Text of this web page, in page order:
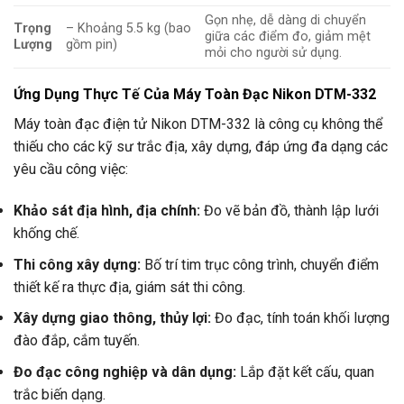
Trọng
Lượng
– Khoảng 5.5 kg (bao
gồm pin)
Gọn nhẹ, dễ dàng di chuyển
giữa các điểm đo, giảm mệt
mỏi cho người sử dụng.
Ứng Dụng Thực Tế Của Máy Toàn Đạc Nikon DTM-332
Máy toàn đạc điện tử Nikon DTM-332 là công cụ không thể
thiếu cho các kỹ sư trắc địa, xây dựng, đáp ứng đa dạng các
yêu cầu công việc:
Khảo sát địa hình, địa chính: Đo vẽ bản đồ, thành lập lưới
khống chế.
Thi công xây dựng: Bố trí tim trục công trình, chuyển điểm
thiết kế ra thực địa, giám sát thi công.
Xây dựng giao thông, thủy lợi: Đo đạc, tính toán khối lượng
đào đắp, cắm tuyến.
Đo đạc công nghiệp và dân dụng: Lắp đặt kết cấu, quan
trắc biến dạng.